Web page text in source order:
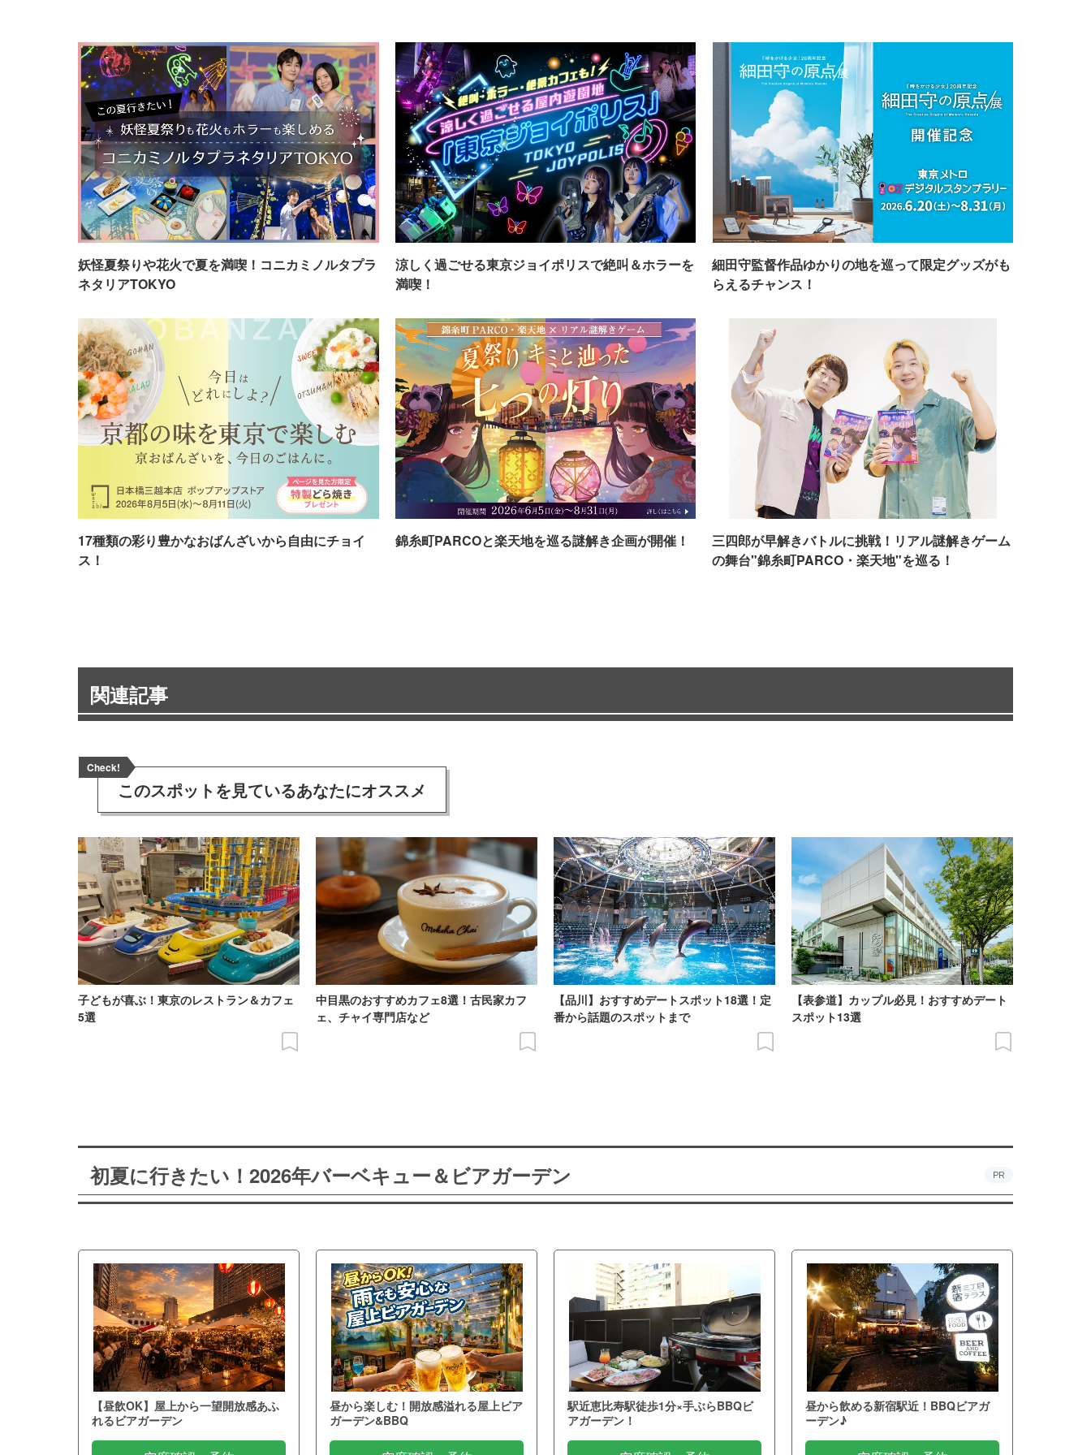
妖怪夏祭りや花火で夏を満喫！コニカミノルタプラ
ネタリアTOKYO
涼しく過ごせる東京ジョイポリスで絶叫＆ホラーを
満喫！
細田守監督作品ゆかりの地を巡って限定グッズがも
らえるチャンス！
17種類の彩り豊かなおばんざいから自由にチョイ
ス！
錦糸町PARCOと楽天地を巡る謎解き企画が開催！
三四郎が早解きバトルに挑戦！リアル謎解きゲーム
の舞台"錦糸町PARCO・楽天地"を巡る！
関連記事
Check!
このスポットを見ているあなたにオススメ
子どもが喜ぶ！東京のレストラン＆カフェ
5選
中目黒のおすすめカフェ8選！古民家カフ
ェ、チャイ専門店など
【品川】おすすめデートスポット18選！定
番から話題のスポットまで
【表参道】カップル必見！おすすめデート
スポット13選
初夏に行きたい！2026年バーベキュー＆ビアガーデン PR
【昼飲OK】屋上から一望開放感あふ
れるビアガーデン
昼から楽しむ！開放感溢れる屋上ビア
ガーデン&BBQ
駅近恵比寿駅徒歩1分×手ぶらBBQビ
アガーデン！
昼から飲める新宿駅近！BBQビアガ
ーデン♪